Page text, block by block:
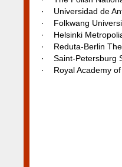
· Universidad de
· Folkwang
· Helsinki
· Reduta-Berlin The
· Saint-Petersburg
· Royal Academy of